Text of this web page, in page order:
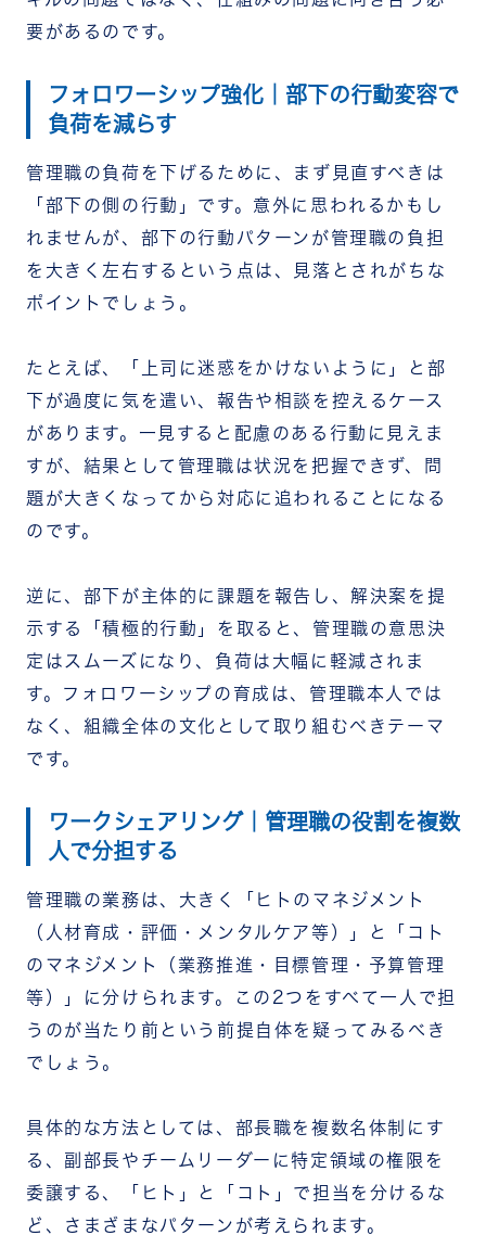
要があるのです。
フォロワーシップ強化｜部下の行動変容で
負荷を減らす
管理職の負荷を下げるために、まず見直すべきは
「部下の側の行動」です。意外に思われるかもし
れませんが、部下の行動パターンが管理職の負担
を大きく左右するという点は、見落とされがちな
ポイントでしょう。
たとえば、「上司に迷惑をかけないように」と部
下が過度に気を遣い、報告や相談を控えるケース
があります。一見すると配慮のある行動に見えま
すが、結果として管理職は状況を把握できず、問
題が大きくなってから対応に追われることになる
のです。
逆に、部下が主体的に課題を報告し、解決案を提
示する「積極的行動」を取ると、管理職の意思決
定はスムーズになり、負荷は大幅に軽減されま
す。フォロワーシップの育成は、管理職本人では
なく、組織全体の文化として取り組むべきテーマ
です。
ワークシェアリング｜管理職の役割を複数
人で分担する
管理職の業務は、大きく「ヒトのマネジメント
（人材育成・評価・メンタルケア等）」と「コト
のマネジメント（業務推進・目標管理・予算管理
等）」に分けられます。この2つをすべて一人で担
うのが当たり前という前提自体を疑ってみるべき
でしょう。
具体的な方法としては、部長職を複数名体制にす
る、副部長やチームリーダーに特定領域の権限を
委譲する、「ヒト」と「コト」で担当を分けるな
ど、さまざまなパターンが考えられます。